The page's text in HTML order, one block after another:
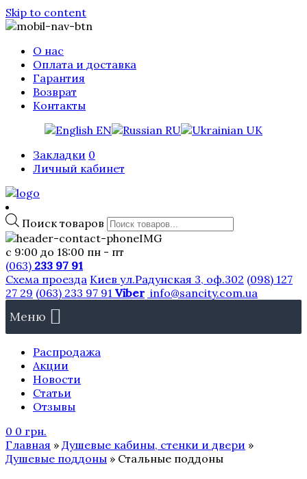
Skip to content
О нас
Оплата и доставка
Гарантия
Возврат
Контакты
EN
RU
UK
Закладки 0
Личный кабинет
Поиск товаров
с 9:00 до 18:00 пн - пт
(063) 233 97 91
Схема проезда Киев ул.Радунская 3, оф.302 (098) 127
27 29 (063) 233 97 91 Viber info@sancity.com.ua
Меню
Распродажа
Акции
Новости
Статьи
Отзывы
0 0 грн.
Главная » Душевые кабины, стенки и двери »
Душевые поддоны » Стальные поддоны